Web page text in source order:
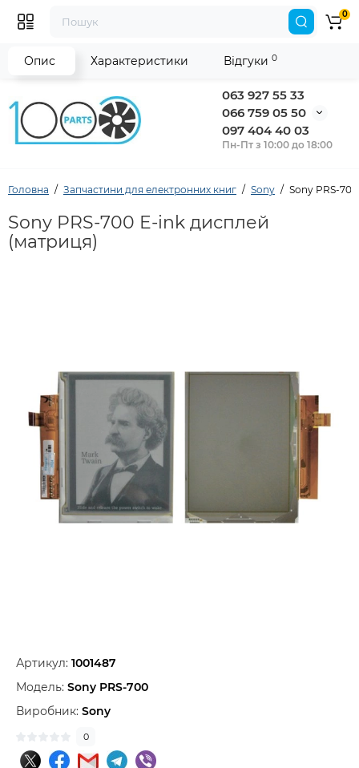
063 927 55 33
066 759 05 50
097 404 40 03
Пн-Пт з 10:00 до 18:00
0
Головна Запчастини для електронних книг Sony Sony PRS-
Sony PRS-700 E-ink дисплей
(матриця)
Артикул: 1001487
Модель: Sony PRS-700
Виробник: Sony
0
Опис Характеристики Відгуки 0